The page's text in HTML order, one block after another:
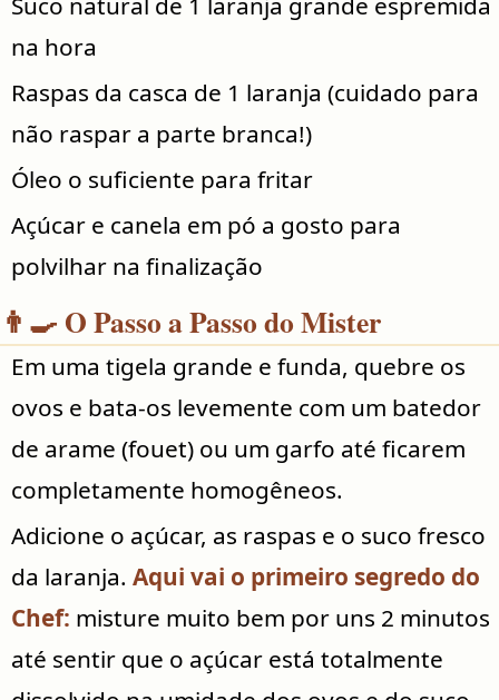
na hora
Raspas da casca de 1 laranja (cuidado para
não raspar a parte branca!)
Óleo o suficiente para fritar
Açúcar e canela em pó a gosto para
polvilhar na finalização
👨‍🍳 O Passo a Passo do Mister
Em uma tigela grande e funda, quebre os
ovos e bata-os levemente com um batedor
de arame (fouet) ou um garfo até ficarem
completamente homogêneos.
Adicione o açúcar, as raspas e o suco fresco
da laranja. Aqui vai o primeiro segredo do
Chef: misture muito bem por uns 2 minutos
até sentir que o açúcar está totalmente